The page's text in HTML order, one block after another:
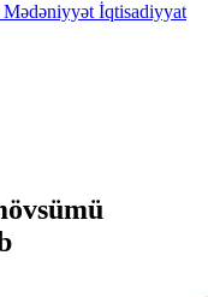
Mədəniyyət İqtisadiyyat